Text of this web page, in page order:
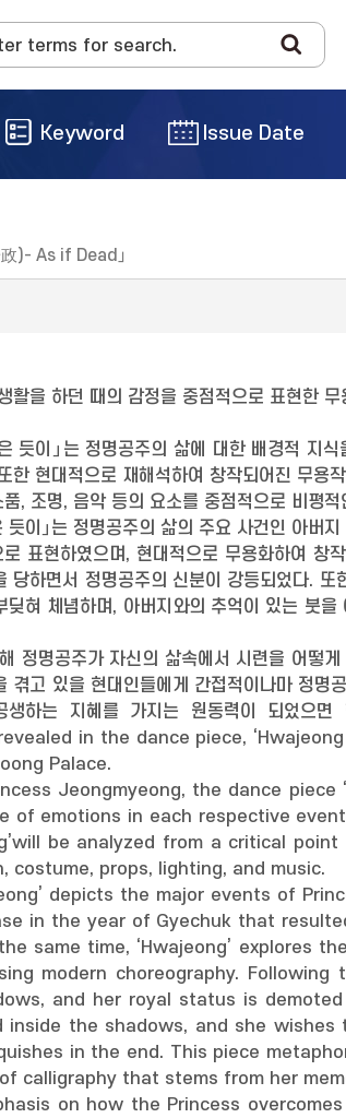
Keyword Issue Date
)- As if Dead」
활을 하던 때의 감정을 중점적으로 표현한
듯이」는 정명공주의 삶에 대한 배경적 지
한 현대적으로 재해석하여 창작되어진 무용
, 조명, 음악 등의 요소를 중점적으로 비평
이」는 정명공주의 삶의 주요 사건인 아버
표현하였으며, 현대적으로 무용화하여
당하면서 정명공주의 신분이 강등되었다.
딪혀 체념하며, 아버지와의 추억이 있는 붓
정명공주가 자신의 삶속에서 시련을 어떻
겪고 있을 현대인들에게 간접적이나마 정명
생하는 지혜를 가지는 원동력이 되
in the dance piece,
Palace.
Jeongmyeong, the dance piece
of emotions in each respective
be analyzed from a critical
costume, props, lighting, and music.
depicts the major events of
in the year of Gyechuk that
same time, ‘Hwajeong’ explores
modern choreography.
and her royal status is
inside the shadows, and she
in the end. This piece
calligraphy that stems from her
on how the Princess